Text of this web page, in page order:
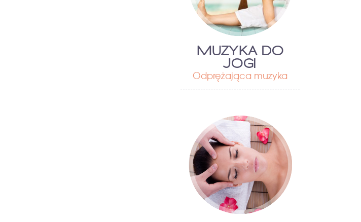
MUZYKA DO
JOGI
Odprężająca muzyka